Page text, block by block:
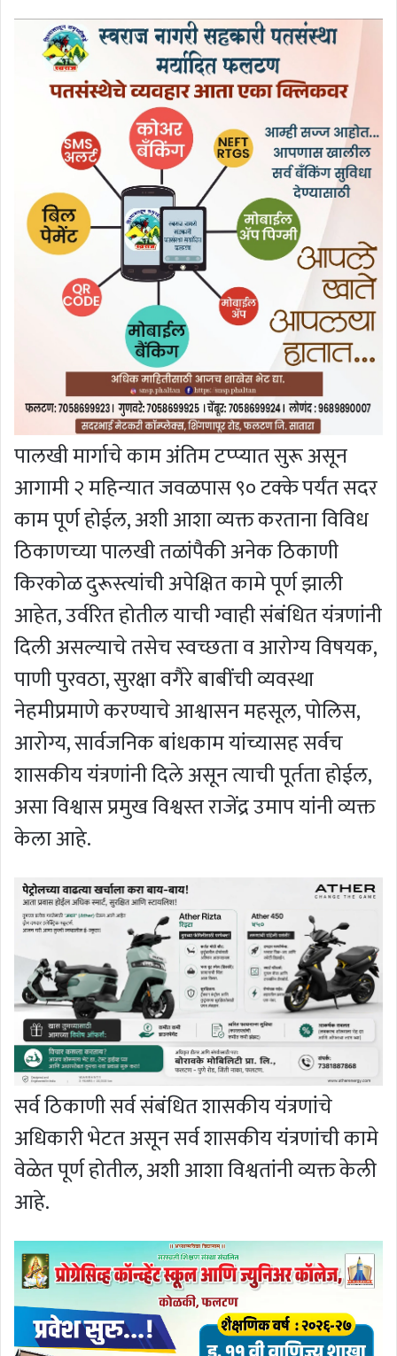
पालखी मार्गाचे काम अंतिम टप्प्यात सुरू असून
आगामी २ महिन्यात जवळपास ९० टक्के पर्यंत सदर
काम पूर्ण होईल, अशी आशा व्यक्त करताना विविध
ठिकाणच्या पालखी तळांपैकी अनेक ठिकाणी
किरकोळ दुरूस्त्यांची अपेक्षित कामे पूर्ण झाली
आहेत, उर्वरित होतील याची ग्वाही संबंधित यंत्रणांनी
दिली असल्याचे तसेच स्वच्छता व आरोग्य विषयक,
पाणी पुरवठा, सुरक्षा वगैरे बाबींची व्यवस्था
नेहमीप्रमाणे करण्याचे आश्वासन महसूल, पोलिस,
आरोग्य, सार्वजनिक बांधकाम यांच्यासह सर्वच
शासकीय यंत्रणांनी दिले असून त्याची पूर्तता होईल,
असा विश्वास प्रमुख विश्वस्त राजेंद्र उमाप यांनी व्यक्त
केला आहे.
सर्व ठिकाणी सर्व संबंधित शासकीय यंत्रणांचे
अधिकारी भेटत असून सर्व शासकीय यंत्रणांची कामे
वेळेत पूर्ण होतील, अशी आशा विश्वतांनी व्यक्त केली
आहे.